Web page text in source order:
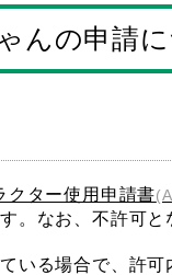
んの申請
クター使用申請書
。なお、不許可と
いる場合で、許可